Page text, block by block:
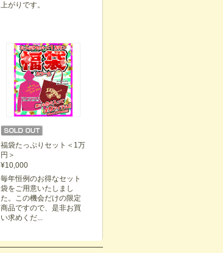
上がりです。
福袋たっぷりセット＜1万
円＞
¥10,000
毎年恒例のお得なセット
袋をご用意いたしまし
た。この機会だけの限定
商品ですので、是非お買
い求めくだ...